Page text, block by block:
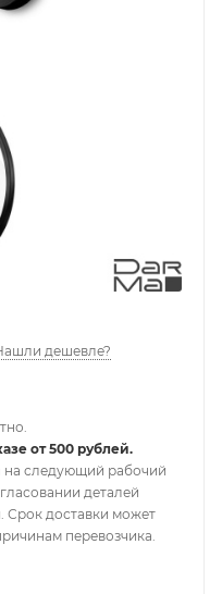
дешевле?
от 500 рублей.
на следующий рабочий
деталей
Срок доставки может
перевозчика.